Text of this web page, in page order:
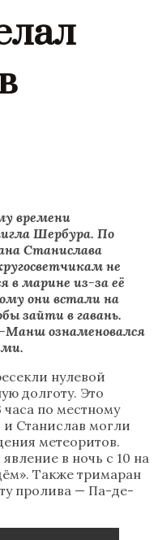
времени
Шербура. По
Станислава
не
в марине из-за её
они встали на
зайти в гавань.
Манш ознаменовался
нулевой
долготу. Это
по местному
Станислав могли
метеоритов.
в ночь с 10 на
Также тримаран
пролива — Па-де-